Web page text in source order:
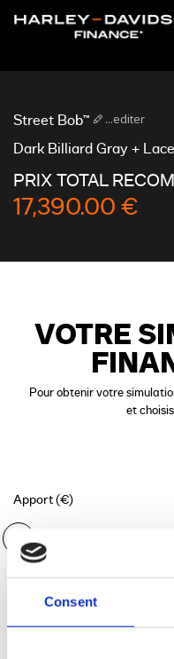
Consent
OBTENIR UNE
Street Bob™ ...editer
Dark Billiard Gray +
PRIX TOTAL
17,390.00 €
VOTRE
Pour obtenir votre
et
Apport (€)
Durée du financement